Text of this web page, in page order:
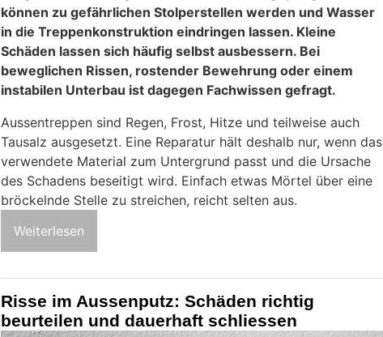
können zu gefährlichen Stolperstellen werden und Wasser
in die Treppenkonstruktion eindringen lassen. Kleine
Schäden lassen sich häufig selbst ausbessern. Bei
beweglichen Rissen, rostender Bewehrung oder einem
instabilen Unterbau ist dagegen Fachwissen gefragt.
Aussentreppen sind Regen, Frost, Hitze und teilweise auch
Tausalz ausgesetzt. Eine Reparatur hält deshalb nur, wenn das
verwendete Material zum Untergrund passt und die Ursache
des Schadens beseitigt wird. Einfach etwas Mörtel über eine
bröckelnde Stelle zu streichen, reicht selten aus.
Weiterlesen
Risse im Aussenputz: Schäden richtig
beurteilen und dauerhaft schliessen